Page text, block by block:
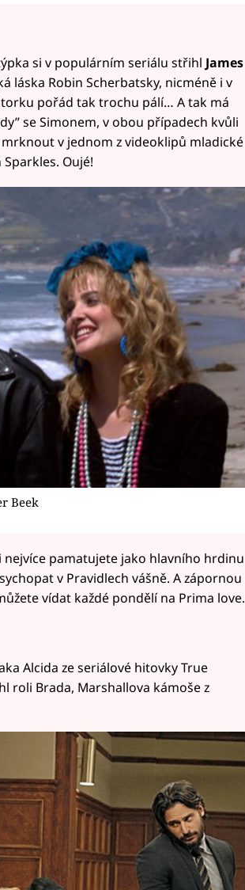
si v populárním seriálu střihl James
láska Robin Scherbatsky, nicméně i v
pořád tak trochu pálí… A tak má
se Simonem, v obou případech kvůli
mrknout v jednom z videoklipů mladické
Oujé!
Beek
nejvíce pamatujete jako hlavního hrdinu
v Pravidlech vášně. A zápornou
vídat každé pondělí na Prima love.
Alcida ze seriálové hitovky True
roli Brada, Marshallova kámoše z